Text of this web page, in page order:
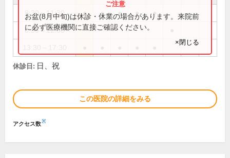
8:30～11:30 ● ● ● ● ●
8:30～12:30
お盆(8月中旬)は休診・休業の場合があります。来院前
に必ず医療機関に直接ご確認ください。
×閉じる
休診日: 日、祝
この医院の詳細をみる
アクセス数※